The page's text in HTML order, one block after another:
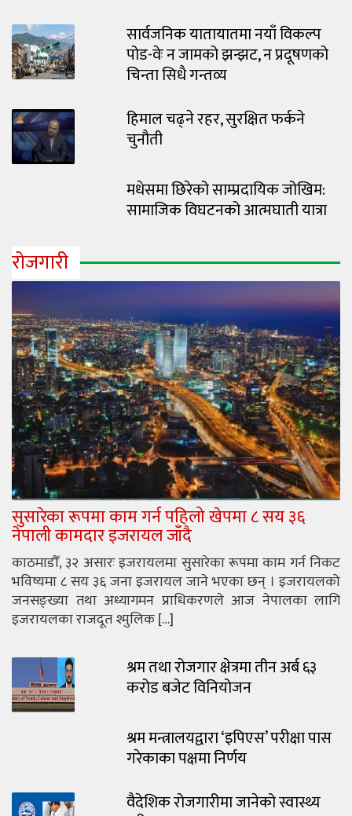
सार्वजनिक यातायातमा नयाँ विकल्प
पोड-वेः न जामको झन्झट, न प्रदूषणको
चिन्ता सिधै गन्तव्य
हिमाल चढ्ने रहर, सुरक्षित फर्कने
चुनौती
मधेसमा छिरेको साम्प्रदायिक जोखिम:
सामाजिक विघटनको आत्मघाती यात्रा
रोजगारी
सुसारेका रूपमा काम गर्न पहिलो खेपमा ८ सय ३६
नेपाली कामदार इजरायल जाँदै
काठमाडौँ, ३२ असारः इजरायलमा सुसारेका रूपमा काम गर्न निकट
भविष्यमा ८ सय ३६ जना इजरायल जाने भएका छन् । इजरायलको
जनसङ्ख्या तथा अध्यागमन प्राधिकरणले आज नेपालका लागि
इजरायलका राजदूत श्मुलिक […]
श्रम तथा रोजगार क्षेत्रमा तीन अर्ब ६३
करोड बजेट विनियोजन
श्रम मन्त्रालयद्वारा ‘इपिएस’ परीक्षा पास
गरेकाका पक्षमा निर्णय
वैदेशिक रोजगारीमा जानेको स्वास्थ्य